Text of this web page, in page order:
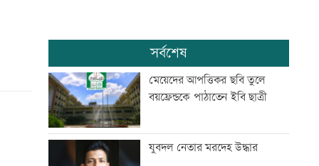
সর্বশেষ
মেয়েদের আপত্তিকর ছবি তুলে
বয়ফ্রেন্ডকে পাঠাতেন ইবি ছাত্রী
যুবদল নেতার মরদেহ উদ্ধার